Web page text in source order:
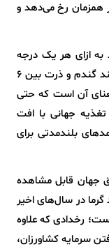
همزمان رخ می‌دهد و
ازای هر یک درجه
افزایش دما، میزان پروتئین در محصولاتی مانند گندم و ذرت بین ۶
آن است که حتی
جهانی با افت
بلندمدتی برای
جهان قابل مشاهده
در سال‌های اخیر
رخدادی که علاوه
سرمایه کشاورزان،